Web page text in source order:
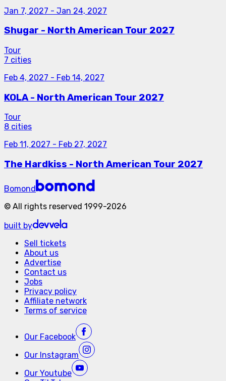
Jan 7, 2027 - Jan 24, 2027
Shugar - North American Tour 2027
Tour
7 cities
Feb 4, 2027 - Feb 14, 2027
KOLA - North American Tour 2027
Tour
8 cities
Feb 11, 2027 - Feb 27, 2027
The Hardkiss - North American Tour 2027
Bomond
© All rights reserved 1999-2026
built by
Sell tickets
About us
Advertise
Contact us
Jobs
Privacy policy
Affiliate network
Terms of service
Our Facebook
Our Instagram
Our Youtube